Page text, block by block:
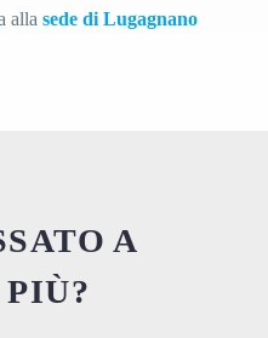
alla sede di Lugagnano
A